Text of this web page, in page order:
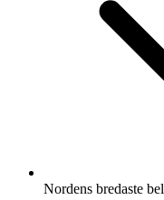
Nordens bredaste